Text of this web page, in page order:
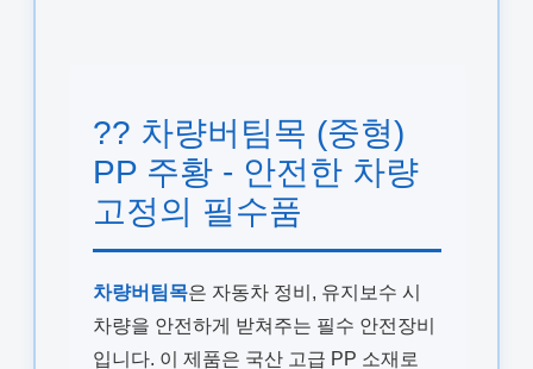
?? 차량버팀목 (중형)
PP 주황 - 안전한 차량
고정의 필수품
차량버팀목은 자동차 정비, 유지보수 시
차량을 안전하게 받쳐주는 필수 안전장비
입니다. 이 제품은 국산 고급 PP 소재로